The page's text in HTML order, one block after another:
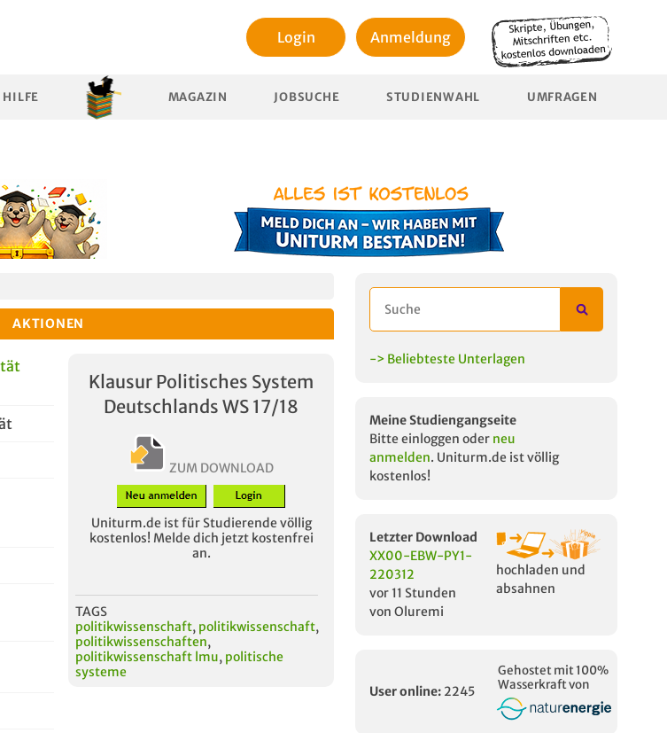
Login Anmeldung
HILFE MAGAZIN JOBSUCHE STUDIENWAHL UMFRAGEN
AKTIONEN
Klausur Politisches System
Deutschlands WS 17/18
ZUM DOWNLOAD
Uniturm.de ist für Studierende völlig
kostenlos! Melde dich jetzt kostenfrei
an.
TAGS
politikwissenschaft, politikwissenschaft,
politikwissenschaften,
politikwissenschaft lmu, politische
systeme
-> Beliebteste Unterlagen
Meine Studiengangseite
Bitte einloggen oder neu
anmelden. Uniturm.de ist völlig
kostenlos!
Letzter Download
XX00-EBW-PY1-
220312
vor 11 Stunden
von Oluremi
hochladen und
absahnen
User online: 2245
Gehostet mit 100%
Wasserkraft von